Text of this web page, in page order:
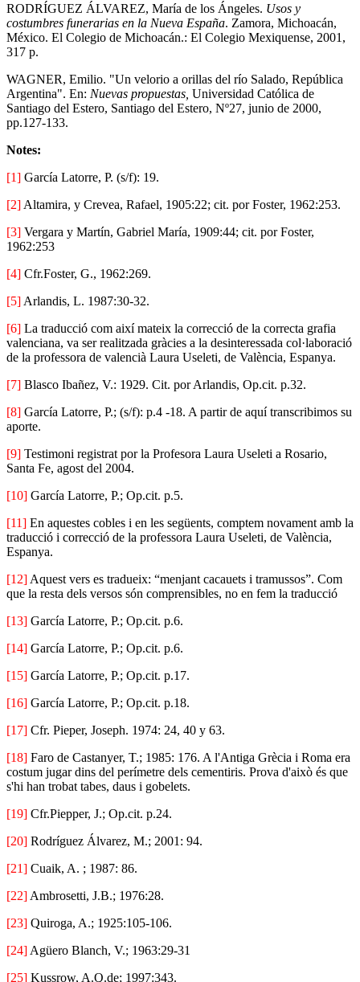
RODRÍGUEZ ÁLVAREZ, María de los Ángeles. Usos y
costumbres funerarias en la Nueva España. Zamora, Michoacán,
México. El Colegio de Michoacán.: El Colegio Mexiquense, 2001,
317 p.
WAGNER, Emilio. "Un velorio a orillas del río Salado, República
Argentina". En: Nuevas propuestas, Universidad Católica de
Santiago del Estero, Santiago del Estero, Nº27, junio de 2000,
pp.127-133.
Notes:
[1] García Latorre, P. (s/f): 19.
[2] Altamira, y Crevea, Rafael, 1905:22; cit. por Foster, 1962:253.
[3] Vergara y Martín, Gabriel María, 1909:44; cit. por Foster,
1962:253
[4] Cfr.Foster, G., 1962:269.
[5] Arlandis, L. 1987:30-32.
[6] La traducció com així mateix la correcció de la correcta grafia
valenciana, va ser realitzada gràcies a la desinteressada col·laboració
de la professora de valencià Laura Useleti, de València, Espanya.
[7] Blasco Ibañez, V.: 1929. Cit. por Arlandis, Op.cit. p.32.
[8] García Latorre, P.; (s/f): p.4 -18. A partir de aquí transcribimos su
aporte.
[9] Testimoni registrat por la Profesora Laura Useleti a Rosario,
Santa Fe, agost del 2004.
[10] García Latorre, P.; Op.cit. p.5.
[11] En aquestes cobles i en les següents, comptem novament amb la
traducció i correcció de la professora Laura Useleti, de València,
Espanya.
[12] Aquest vers es tradueix: “menjant cacauets i tramussos”. Com
que la resta dels versos són comprensibles, no en fem la traducció
[13] García Latorre, P.; Op.cit. p.6.
[14] García Latorre, P.; Op.cit. p.6.
[15] García Latorre, P.; Op.cit. p.17.
[16] García Latorre, P.; Op.cit. p.18.
[17] Cfr. Pieper, Joseph. 1974: 24, 40 y 63.
[18] Faro de Castanyer, T.; 1985: 176. A l'Antiga Grècia i Roma era
costum jugar dins del perímetre dels cementiris. Prova d'això és que
s'hi han trobat tabes, daus i gobelets.
[19] Cfr.Piepper, J.; Op.cit. p.24.
[20] Rodríguez Álvarez, M.; 2001: 94.
[21] Cuaik, A. ; 1987: 86.
[22] Ambrosetti, J.B.; 1976:28.
[23] Quiroga, A.; 1925:105-106.
[24] Agüero Blanch, V.; 1963:29-31
[25] Kussrow, A.Q.de; 1997:343.